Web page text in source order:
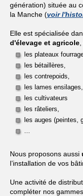
génération) située au
la Manche (voir
Elle est spécialisée
d'élevage et agricole
les plateaux
les bétaillères,
les contrepoids,
les lames ensilages,
les cultivateurs
les râteliers,
les auges (peintes,
Nous proposons aussi
l’installation de vos
Une activité de
compléter nos